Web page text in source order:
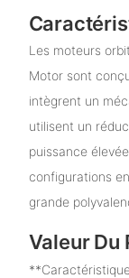
Les moteurs
Motor sont
intègrent un
utilisent un
puissance
configurations
grande
Valeur Du